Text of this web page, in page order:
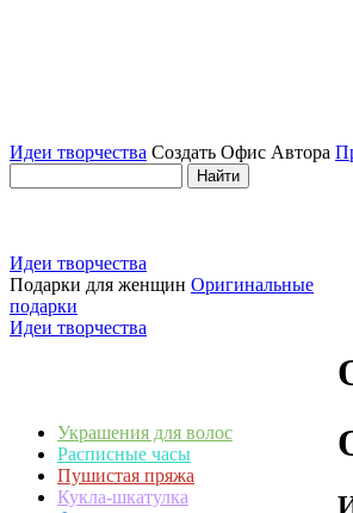
Идеи творчества Создать Офис Автора
Идеи творчества
Подарки для женщин Оригинальные
подарки
Идеи творчества
Украшения для волос
Расписные часы
Пушистая пряжа
Кукла-шкатулка